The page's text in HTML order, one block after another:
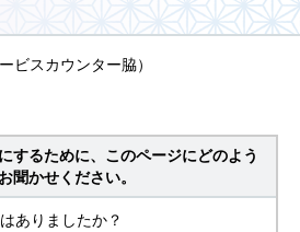
ビスカウンター脇）
するために、このページにどのよう
聞かせください。
ありましたか？